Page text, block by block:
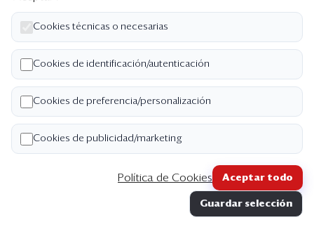
Edición Impresa
Nosotros
Quiénes somos
Código de ética
Términos y Condiciones
Copyright ©2026 Semana Económica. Todos los
Cookies técnicas o necesarias
Cookies de identificación/autenticación
Cookies de preferencia/personalización
Cookies de publicidad/marketing
Política de Cookies Aceptar todo
Guardar selección